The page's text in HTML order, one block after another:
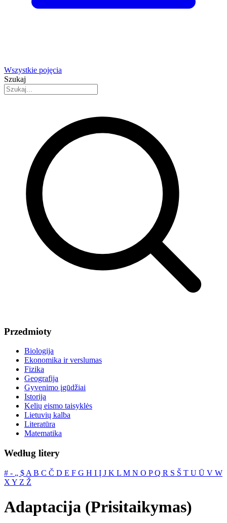
Wszystkie pojęcia
Szukaj
Przedmioty
Biologija
Ekonomika ir verslumas
Fizika
Geografija
Gyvenimo įgūdžiai
Istorija
Kelių eismo taisyklės
Lietuvių kalba
Literatūra
Matematika
Według litery
# ‐ „ $ A B C Č D E F G H I Į J K L M N O PQ R S Š T U Ū V W
X Y Z Ž
Adaptacija (Prisitaikymas)